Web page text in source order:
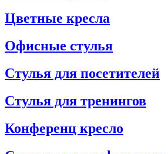
Цветные кресла
Офисные стулья
Стулья для посетителей
Стулья для тренингов
Конференц кресло